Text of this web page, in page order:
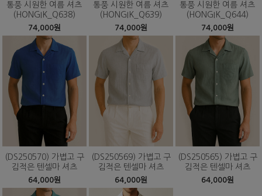
통풍 시원한 여름 셔츠
(HONGIK_Q638)
74,000원
통풍 시원한 여름 셔츠
(HONGIK_Q639)
74,000원
통풍 시원한 여름 셔츠
(HONGIK_Q644)
74,000원
(DS250570) 가볍고 구
김적은 텐셀마 셔츠
64,000원
(DS250569) 가볍고 구
김적은 텐셀마 셔츠
64,000원
(DS250565) 가볍고 구
김적은 텐셀마 셔츠
64,000원